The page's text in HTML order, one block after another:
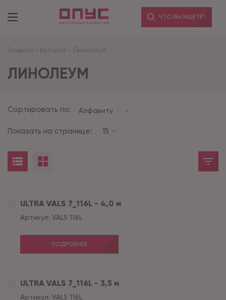
ЧТО ВЫ ИЩЕТЕ?
Главная - Каталог - Линолеум
ЛИНОЛЕУМ
Сортировать по: Алфавиту
Показать на странице: 15
ULTRA VALS 7_116L - 4,0 м
Артикул: VALS 116L
ПОДРОБНЕЕ
ULTRA VALS 7_116L - 3,5 м
Артикул: VALS 116L